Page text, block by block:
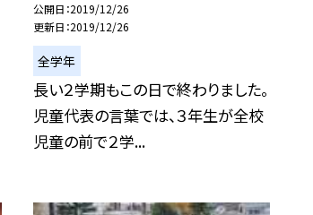
公開日 2019/12/26
更新日 2019/12/26
全学年
長い２学期もこの日で終わりました。
児童代表の言葉では、３年生が全校
児童の前で２学...